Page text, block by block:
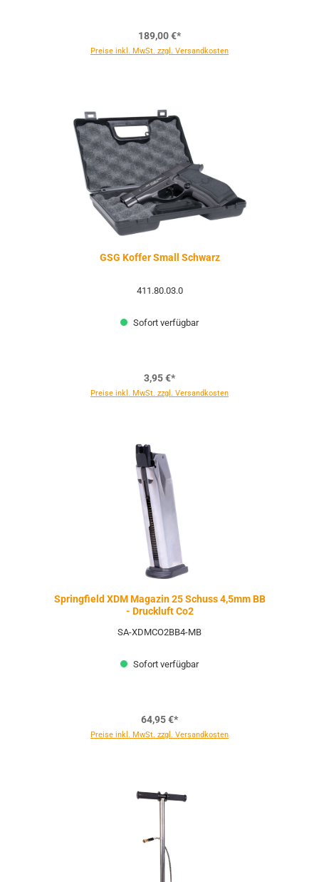
189,00 €*
Preise inkl. MwSt. zzgl. Versandkosten
GSG Koffer Small Schwarz
411.80.03.0
Sofort verfügbar
3,95 €*
Preise inkl. MwSt. zzgl. Versandkosten
Springfield XDM Magazin 25 Schuss 4,5mm BB
- Druckluft Co2
SA-XDMCO2BB4-MB
Sofort verfügbar
64,95 €*
Preise inkl. MwSt. zzgl. Versandkosten